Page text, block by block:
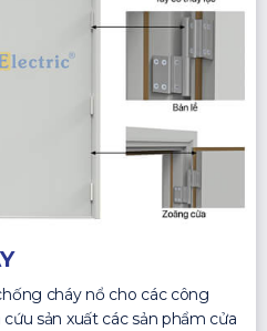
cháy nổ cho các công
sản xuất các sản phẩm cửa